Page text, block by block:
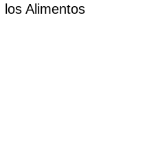
Alimentos